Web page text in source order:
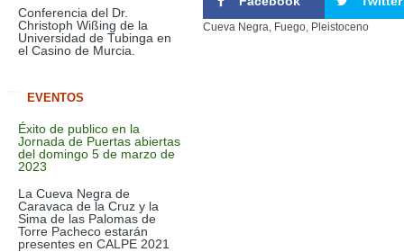
Cueva Negra, Fuego, Pleistoceno
Conferencia del Dr.
Christoph Wißing de la
Universidad de Tubinga en
el Casino de Murcia.
EVENTOS
Éxito de publico en la
Jornada de Puertas abiertas
del domingo 5 de marzo de
2023
La Cueva Negra de
Caravaca de la Cruz y la
Sima de las Palomas de
Torre Pacheco estarán
presentes en CALPE 2021